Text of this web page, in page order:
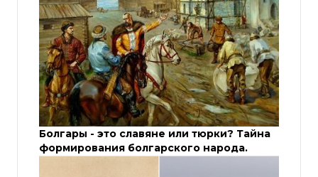
Болгары - это славяне или тюрки? Тайна
формирования болгарского народа.